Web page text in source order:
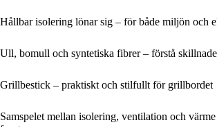
Hållbar isolering lönar sig – för både miljön och
Ull, bomull och syntetiska fibrer – förstå
Grillbestick – praktiskt och stilfullt för grillbordet
Samspelet mellan isolering, ventilation och